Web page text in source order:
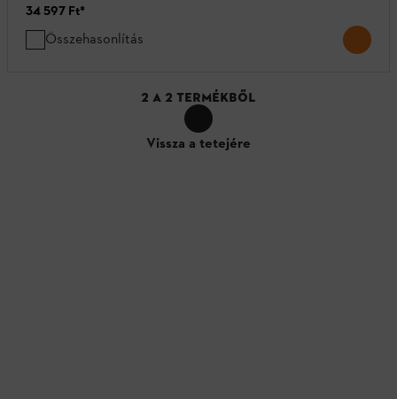
34 597 Ft*
Összehasonlítás
2 A 2 TERMÉKBŐL
Vissza a tetejére